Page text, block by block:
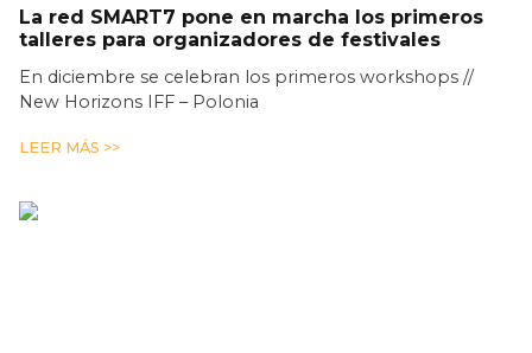
La red SMART7 pone en marcha los primeros
talleres para organizadores de festivales
En diciembre se celebran los primeros workshops //
New Horizons IFF – Polonia
LEER MÁS >>